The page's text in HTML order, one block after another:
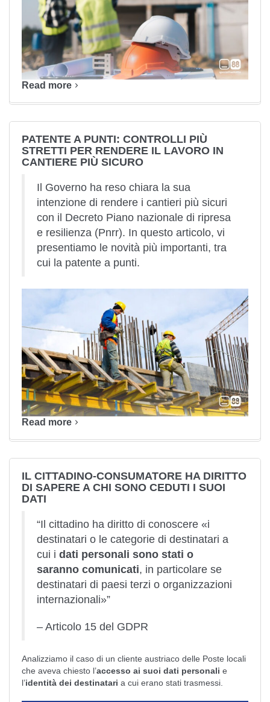
Read more
PATENTE A PUNTI: CONTROLLI PIÙ
STRETTI PER RENDERE IL LAVORO IN
CANTIERE PIÙ SICURO
Il Governo ha reso chiara la sua
intenzione di rendere i cantieri più sicuri
con il Decreto Piano nazionale di ripresa
e resilienza (Pnrr). In questo articolo, vi
presentiamo le novità più importanti, tra
cui la patente a punti.
Read more
IL CITTADINO-CONSUMATORE HA DIRITTO
DI SAPERE A CHI SONO CEDUTI I SUOI
DATI
“Il cittadino ha diritto di conoscere «i
destinatari o le categorie di destinatari a
cui i dati personali sono stati o
saranno comunicati, in particolare se
destinatari di paesi terzi o organizzazioni
internazionali»”
– Articolo 15 del GDPR
Analizziamo il caso di un cliente austriaco delle Poste locali
che aveva chiesto l’accesso ai suoi dati personali e
l’identità dei destinatari a cui erano stati trasmessi.